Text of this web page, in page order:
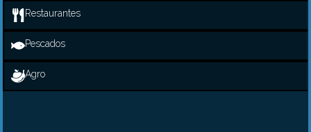
Restaurantes
Pescados
Agro